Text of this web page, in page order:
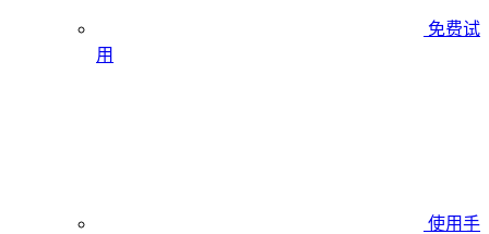
免费试
用
使用手